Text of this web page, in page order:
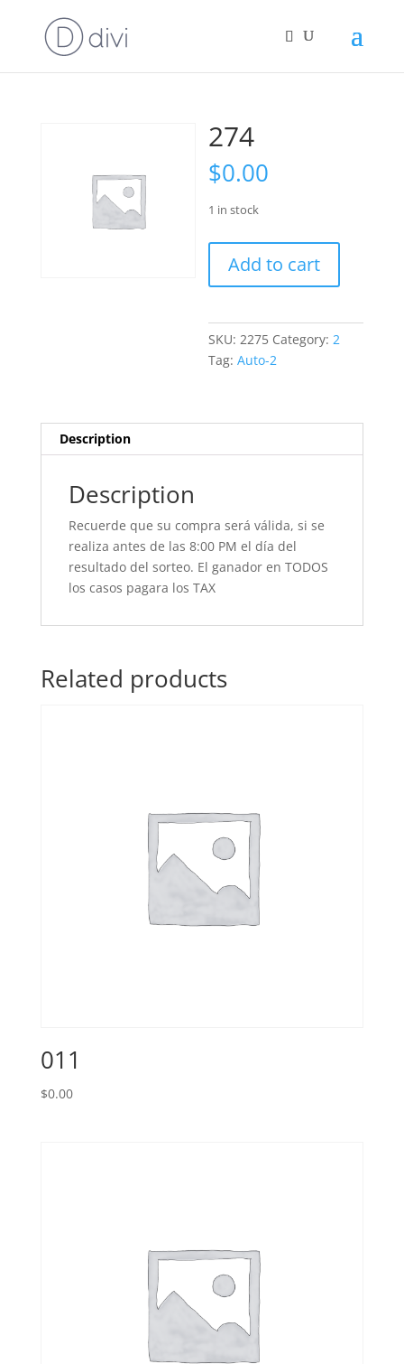
274
$0.00
1 in stock
quantity
Add to cart
SKU:2275 Category:2
Tag:Auto-2
Description
Description
Recuerde que su compra será válida, si se
realiza antes de las 8:00 PM el día del
resultado del sorteo. El ganador en TODOS
los casos pagara los TAX
Related products
011
$0.00